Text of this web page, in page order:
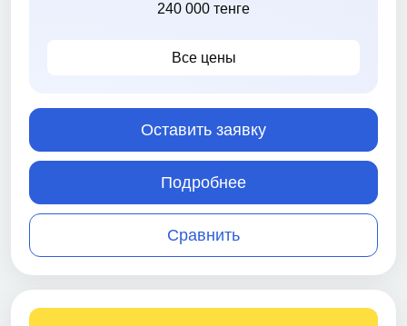
240 000 тенге
Все цены
Сравнить
Оставить заявку
Подробнее